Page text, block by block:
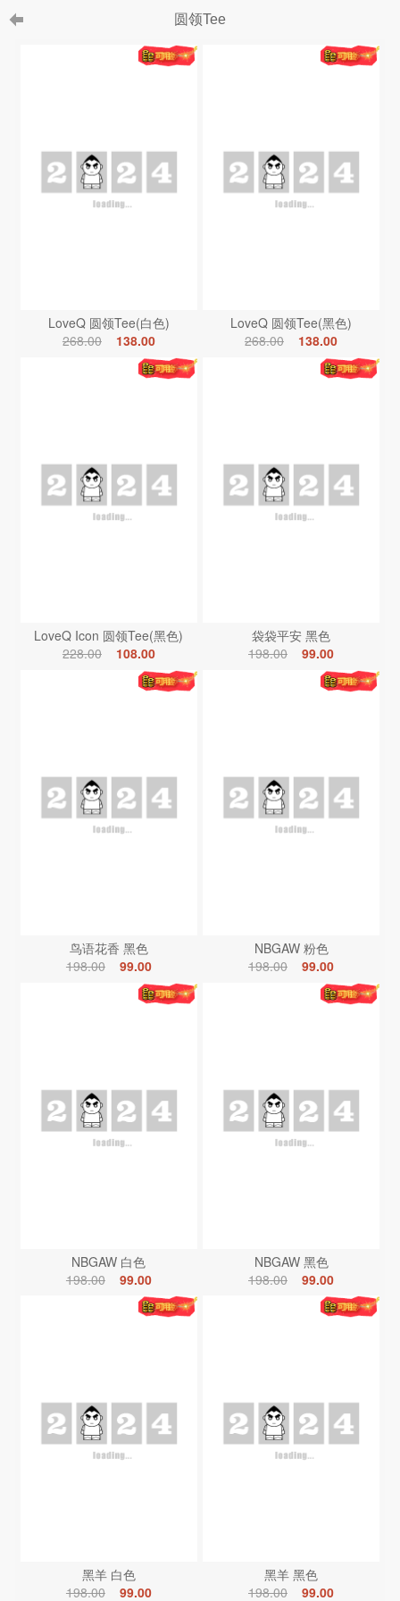
圆领Tee
LoveQ 圆领Tee(白色)
268.00
138.00
LoveQ 圆领Tee(黑色)
268.00
138.00
LoveQ Icon 圆领Tee(黑色)
228.00
108.00
袋袋平安 黑色
198.00
99.00
鸟语花香 黑色
198.00
99.00
NBGAW 粉色
198.00
99.00
NBGAW 白色
198.00
99.00
NBGAW 黑色
198.00
99.00
黑羊 白色
198.00
99.00
黑羊 黑色
198.00
99.00